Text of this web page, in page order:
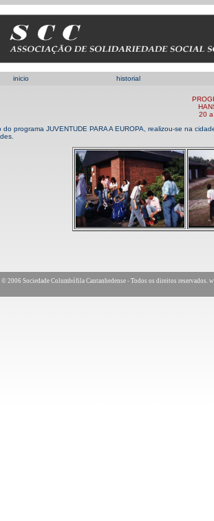
inicio historial
20
do programa JUVENTUDE PARA A EUROPA, realizou-se na
2006 Sociedade Columbófila Cantanhedense - Todos os direitos reservados.